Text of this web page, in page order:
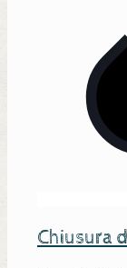
Chiusura